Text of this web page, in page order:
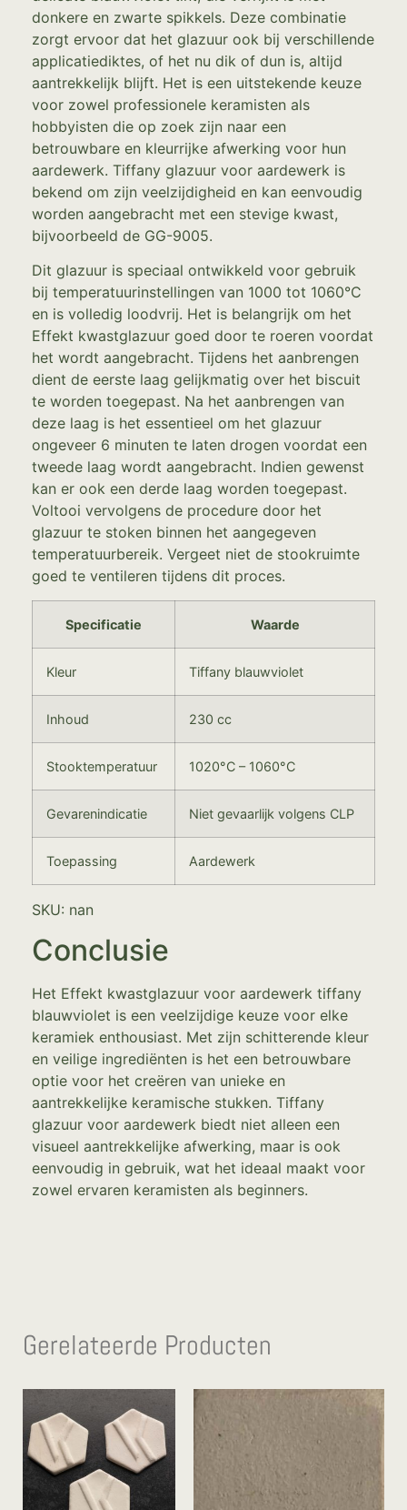
donkere en zwarte spikkels. Deze combinatie
zorgt ervoor dat het glazuur ook bij verschillende
applicatiediktes, of het nu dik of dun is, altijd
aantrekkelijk blijft. Het is een uitstekende keuze
voor zowel professionele keramisten als
hobbyisten die op zoek zijn naar een
betrouwbare en kleurrijke afwerking voor hun
aardewerk. Tiffany glazuur voor aardewerk is
bekend om zijn veelzijdigheid en kan eenvoudig
worden aangebracht met een stevige kwast,
bijvoorbeeld de GG-9005.
Dit glazuur is speciaal ontwikkeld voor gebruik
bij temperatuurinstellingen van 1000 tot 1060°C
en is volledig loodvrij. Het is belangrijk om het
Effekt kwastglazuur goed door te roeren voordat
het wordt aangebracht. Tijdens het aanbrengen
dient de eerste laag gelijkmatig over het biscuit
te worden toegepast. Na het aanbrengen van
deze laag is het essentieel om het glazuur
ongeveer 6 minuten te laten drogen voordat een
tweede laag wordt aangebracht. Indien gewenst
kan er ook een derde laag worden toegepast.
Voltooi vervolgens de procedure door het
glazuur te stoken binnen het aangegeven
temperatuurbereik. Vergeet niet de stookruimte
goed te ventileren tijdens dit proces.
Specificatie Waarde
Kleur Tiffany blauwviolet
Inhoud 230 cc
Stooktemperatuur 1020°C – 1060°C
Gevarenindicatie Niet gevaarlijk volgens CLP
Toepassing Aardewerk
SKU: nan
Conclusie
Het Effekt kwastglazuur voor aardewerk tiffany
blauwviolet is een veelzijdige keuze voor elke
keramiek enthousiast. Met zijn schitterende kleur
en veilige ingrediënten is het een betrouwbare
optie voor het creëren van unieke en
aantrekkelijke keramische stukken. Tiffany
glazuur voor aardewerk biedt niet alleen een
visueel aantrekkelijke afwerking, maar is ook
eenvoudig in gebruik, wat het ideaal maakt voor
zowel ervaren keramisten als beginners.
Gerelateerde Producten